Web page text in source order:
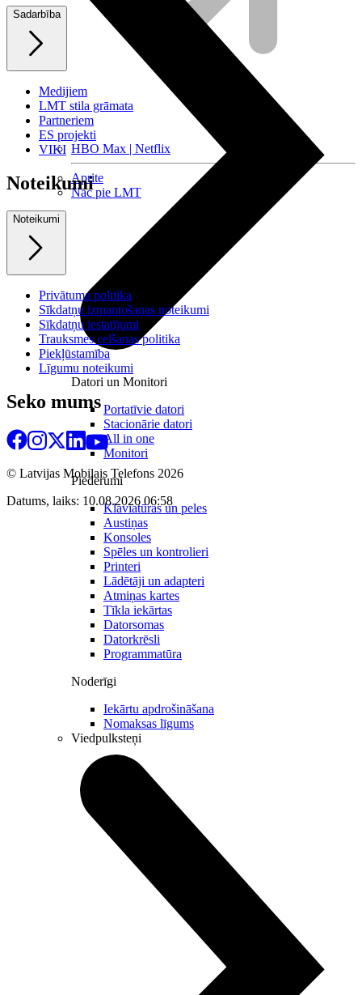
HBO Max | Netflix
Aprite
Nāc pie LMT
Datori un Monitori
Portatīvie datori
Stacionārie datori
All in one
Monitori
Piederumi
Klaviatūras un peles
Austiņas
Konsoles
Spēles un kontrolieri
Printeri
Lādētāji un adapteri
Atmiņas kartes
Tīkla iekārtas
Datorsomas
Datorkrēsli
Programmatūra
Noderīgi
Iekārtu apdrošināšana
Nomaksas līgums
Viedpulksteņi
Sadarbība
Medijiem
LMT stila grāmata
Partneriem
ES projekti
VIKI
Noteikumi
Noteikumi
Privātuma politika
Sīkdatņu izmantošanas noteikumi
Sīkdatņu iestatījumi
Trauksmes celšanas politika
Piekļūstamība
Līgumu noteikumi
Seko mums
© Latvijas Mobilais Telefons 2026
Datums, laiks: 10.08.2026 06:58